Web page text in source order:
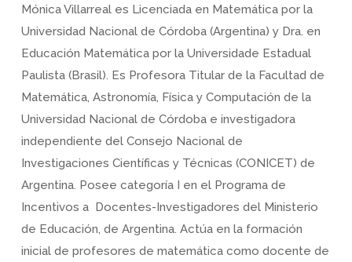
Mónica Villarreal es Licenciada en Matemática por la
Universidad Nacional de Córdoba (Argentina) y Dra. en
Educación Matemática por la Universidade Estadual
Paulista (Brasil). Es Profesora Titular de la Facultad de
Matemática, Astronomía, Física y Computación de la
Universidad Nacional de Córdoba e investigadora
independiente del Consejo Nacional de
Investigaciones Científicas y Técnicas (CONICET) de
Argentina. Posee categoría I en el Programa de
Incentivos a Docentes-Investigadores del Ministerio
de Educación, de Argentina. Actúa en la formación
inicial de profesores de matemática como docente de